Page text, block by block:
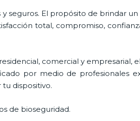
seguros. El propósito de brindar
total, compromiso,
comercial y empresarial,
por medio de profesionales
dispositivo.
de bioseguridad.